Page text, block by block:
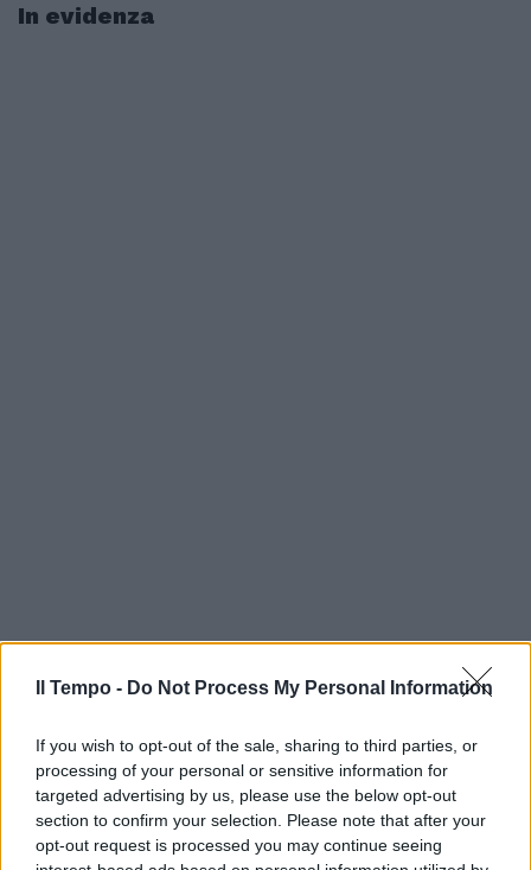
Il Tempo - Do Not Process My Personal Information
If you wish to opt-out of the sale, sharing to third parties, or
processing of your personal or sensitive information for
targeted advertising by us, please use the below opt-out
section to confirm your selection. Please note that after your
opt-out request is processed you may continue seeing
In evidenza